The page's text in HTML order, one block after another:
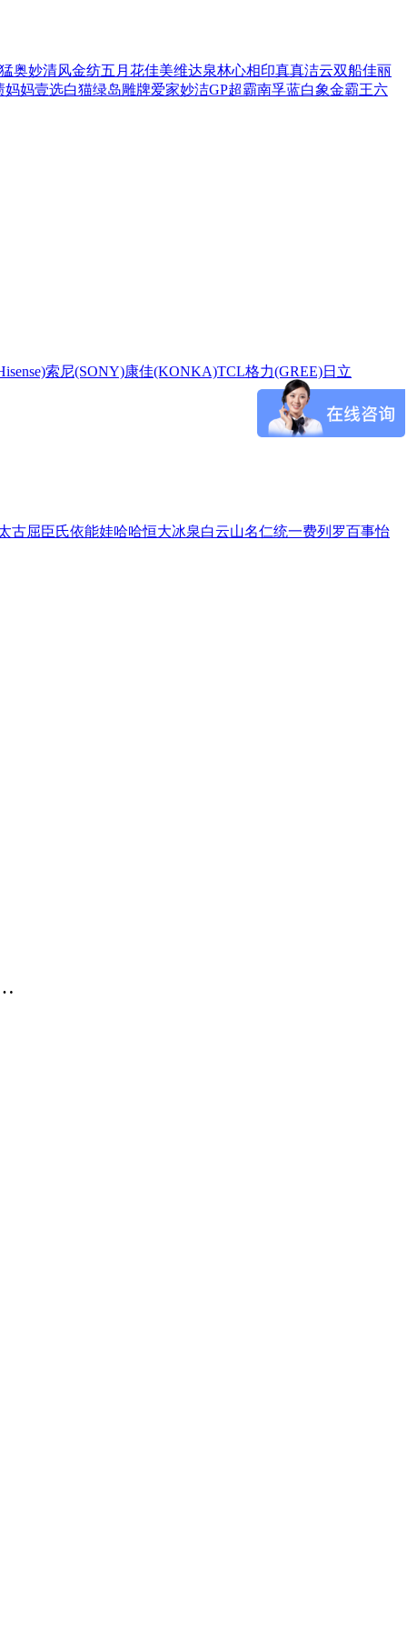
奥妙清风金纺五月花佳美维达泉林心相印真真洁云双船佳丽
妈妈壹选白猫绿岛雕牌爱家妙洁GP超霸南孚蓝白象金霸王六
索尼(SONY)康佳(KONKA)TCL格力(GREE)日立
古屈臣氏依能娃哈哈恒大冰泉白云山名仁统一费列罗百事怡